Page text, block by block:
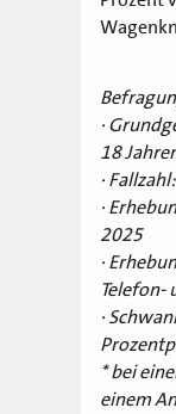
·
18
·
·
2025
·
Telefon-
·
* bei
einem